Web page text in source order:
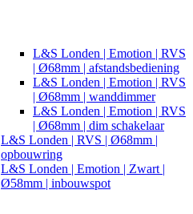
L&S Londen | Emotion | RVS
| Ø68mm | afstandsbediening
L&S Londen | Emotion | RVS
| Ø68mm | wanddimmer
L&S Londen | Emotion | RVS
| Ø68mm | dim schakelaar
L&S Londen | RVS | Ø68mm |
opbouwring
L&S Londen | Emotion | Zwart |
Ø58mm | inbouwspot